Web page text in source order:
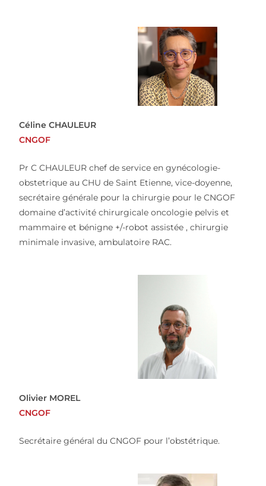
Céline CHAULEUR
CNGOF
Pr C CHAULEUR chef de service en gynécologie-
obstetrique au CHU de Saint Etienne, vice-doyenne,
secrétaire générale pour la chirurgie pour le CNGOF
domaine d’activité chirurgicale oncologie pelvis et
mammaire et bénigne +/-robot assistée , chirurgie
minimale invasive, ambulatoire RAC.
Olivier MOREL
CNGOF
Secrétaire général du CNGOF pour l’obstétrique.